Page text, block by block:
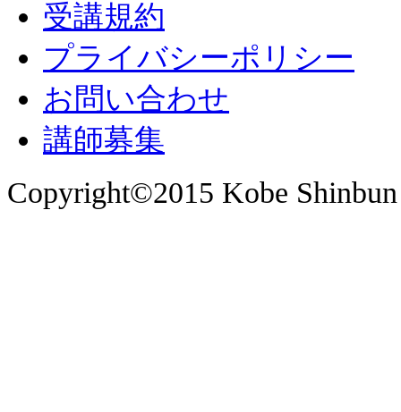
受講規約
プライバシーポリシー
お問い合わせ
講師募集
Copyright©2015 Kobe